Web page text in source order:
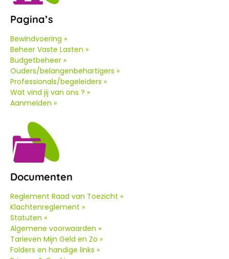
Pagina’s
Bewindvoering »
Beheer Vaste Lasten »
Budgetbeheer »
Ouders/belangenbehartigers »
Professionals/begeleiders »
Wat vind jij van ons ? »
Aanmelden »
Documenten
Reglement Raad van Toezicht »
Klachtenreglement »
Statuten »
Algemene voorwaarden »
Tarieven Mijn Geld en Zo »
Folders en handige links »